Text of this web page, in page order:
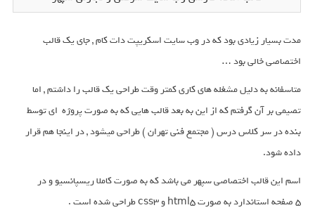
مدت بسیار زیادی بود که در وب سایت اسکریپت دات کام , جای یک قالب
اختصاصی خالی بود …
متاسفانه به دلیل مشغله های کاری کمتر وقت طراحی یک قالب را داشتم , اما
تصیمی بر‌ آن گرفتم که از این به بعد قالب هایی که به صورت پروژه ای توسط
بنده در سر کلاس درس ( مجتمع فنی تهران ) طراحی میشود , در اینجا هم قرار
داده شود.
اسم این قالب اختصاصی سپهر می باشد که به صورت کاملا ریسپانسیو و در
5 صفحه استاندارد به صورت html5 و css3 طراحی شده است .